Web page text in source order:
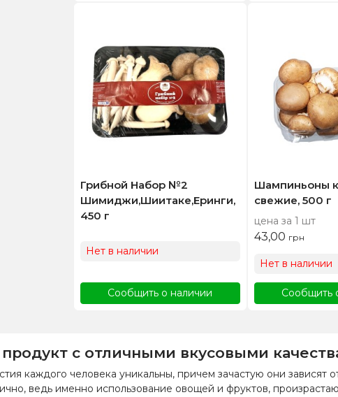
Грибной Набор №2
Шимиджи,Шиитаке,Еринги,
450 г
Нет в наличии
Сообщить о наличии
Шампиньоны
свежие, 500 г
цена за 1 шт
43,00 грн
Нет в наличии
Сообщить
с отличными вкусовыми
каждого человека уникальны, причем зачастую они
ведь именно использование овощей и фруктов,